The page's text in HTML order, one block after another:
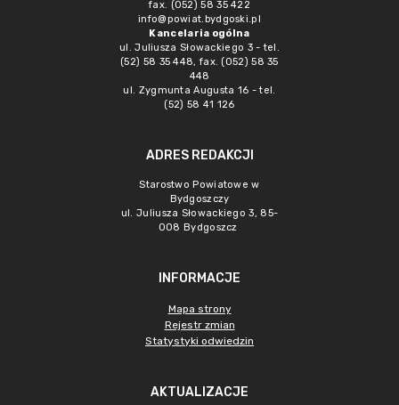
fax. (052) 58 35 422
info@powiat.bydgoski.pl
Kancelaria ogólna
ul. Juliusza Słowackiego 3 - tel.
(52) 58 35 448, fax. (052) 58 35
448
ul. Zygmunta Augusta 16 - tel.
(52) 58 41 126
ADRES REDAKCJI
Starostwo Powiatowe w
Bydgoszczy
ul. Juliusza Słowackiego 3, 85-
008 Bydgoszcz
INFORMACJE
Mapa strony
Rejestr zmian
Statystyki odwiedzin
AKTUALIZACJE